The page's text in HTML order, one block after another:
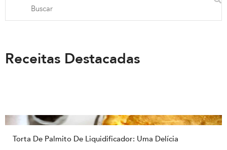
Receitas Destacadas
Torta De Palmito De Liquidificador: Uma Delícia